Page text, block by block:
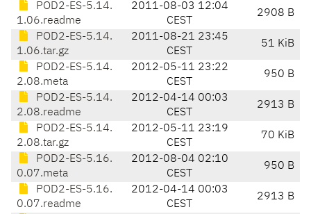
POD2-ES-5.14.
1.06.readme
2011-08-03 12:04
CEST
2908 B
POD2-ES-5.14.
1.06.tar.gz
2011-08-21 23:45
CEST
51 KiB
POD2-ES-5.14.
2.08.meta
2012-05-11 23:22
CEST
950 B
POD2-ES-5.14.
2.08.readme
2012-04-14 00:03
CEST
2913 B
POD2-ES-5.14.
2.08.tar.gz
2012-05-11 23:19
CEST
70 KiB
POD2-ES-5.16.
0.07.meta
2012-08-04 02:10
CEST
950 B
POD2-ES-5.16.
0.07.readme
2012-04-14 00:03
CEST
2913 B